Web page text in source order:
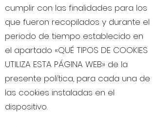
cumplir con las finalidades para los
que fueron recopilados y durante el
periodo de tiempo establecido en
el apartado «QUÉ TIPOS DE COOKIES
UTILIZA ESTA PÁGINA WEB» de la
presente política, para cada una de
las cookies instaladas en el
dispositivo.